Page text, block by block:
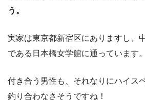
う。
実家は東京都新宿区にありますし、
である日本橋女学館に通っています。
付き合う男性も、それなりにハイス
釣り合わなさそうですね！